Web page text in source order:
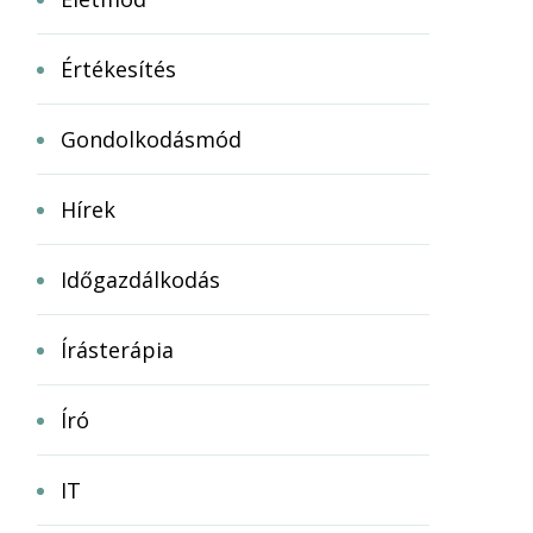
Értékesítés
Gondolkodásmód
Hírek
Időgazdálkodás
Írásterápia
Író
IT